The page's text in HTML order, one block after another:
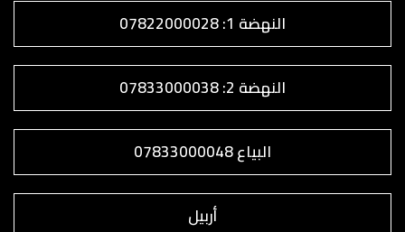
النهضة 1: 07822000028
النهضة 2: 07833000038
البياع 07833000048
أربيل